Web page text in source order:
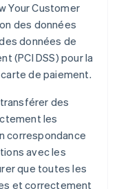
Your Customer
des données
données de
(PCI DSS) pour la
de paiement.
transférer des
les
correspondance
avec les
que toutes les
et correctement